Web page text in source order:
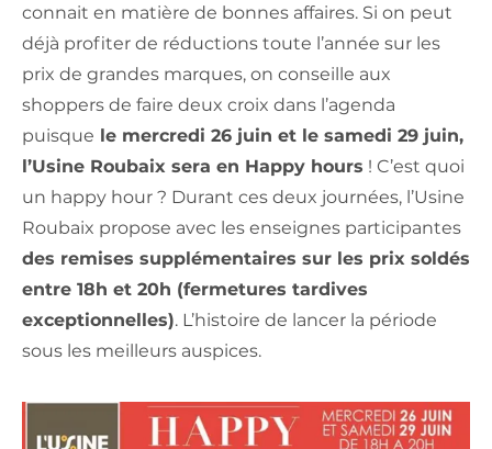
connait en matière de bonnes affaires. Si on peut
déjà profiter de réductions toute l’année sur les
prix de grandes marques, on conseille aux
shoppers de faire deux croix dans l’agenda
puisque le mercredi 26 juin et le samedi 29 juin,
l’Usine Roubaix sera en Happy hours ! C’est quoi
un happy hour ? Durant ces deux journées, l’Usine
Roubaix propose avec les enseignes participantes
des remises supplémentaires sur les prix soldés
entre 18h et 20h (fermetures tardives
exceptionnelles). L’histoire de lancer la période
sous les meilleurs auspices.